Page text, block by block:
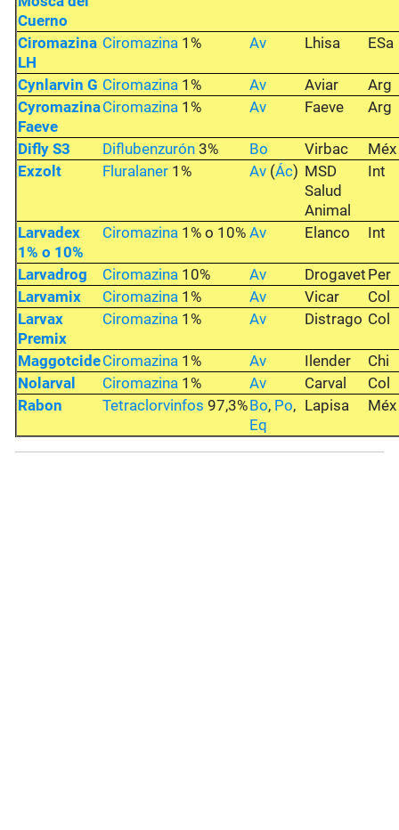
Cuerno
Ciromazina
LH
Ciromazina 1% Av Lhisa ESa
Cynlarvin G Ciromazina 1% Av Aviar
Arg
Cyromazina
Faeve
Ciromazina 1% Av Faeve Arg
Difly S3 Diflubenzurón 3% Bo Virbac
Méx
Exzolt
Fluralaner 1% Av (Ác) MSD
Salud
Animal
Int
Larvadex
1% o 10%
Ciromazina 1% o 10% Av Elanco Int
Larvadrog Ciromazina 10% Av Drogavet Per
Larvamix
Ciromazina 1% Av Vicar
Col
Larvax
Premix
Ciromazina 1% Av Distrago Col
MaggotcideCiromazina 1% Av Ilender
Chi
Nolarval
Ciromazina 1% Av Carval
Col
Rabon
Tetraclorvinfos 97,3%Bo, Po,
Eq
Lapisa Méx